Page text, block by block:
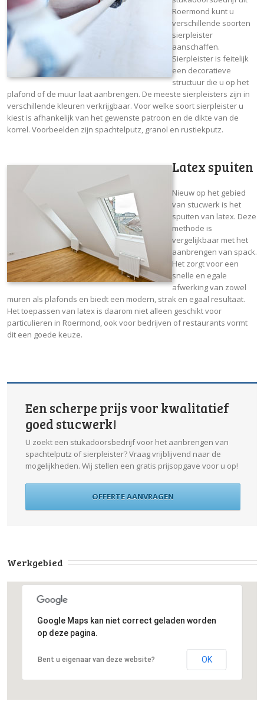
Roermond kunt u
verschillende soorten
sierpleister
aanschaffen.
Sierpleister is feitelijk
een decoratieve
structuur die u op het
plafond of de muur laat aanbrengen. De meeste sierpleisters zijn in
verschillende kleuren verkrijgbaar. Voor welke soort sierpleister u
kiest is afhankelijk van het gewenste patroon en de dikte van de
korrel. Voorbeelden zijn spachtelputz, granol en rustiekputz.
Latex spuiten
Nieuw op het gebied
van stucwerk is het
spuiten van latex. Deze
methode is
vergelijkbaar met het
aanbrengen van spack.
Het zorgt voor een
snelle en egale
afwerking van zowel
muren als plafonds en biedt een modern, strak en egaal resultaat.
Het toepassen van latex is daarom niet alleen geschikt voor
particulieren in Roermond, ook voor bedrijven of restaurants vormt
dit een goede keuze.
Een scherpe prijs voor kwalitatief
goed stucwerk!
U zoekt een stukadoorsbedrijf voor het aanbrengen van
spachtelputz of sierpleister? Vraag vrijblijvend naar de
mogelijkheden. Wij stellen een gratis prijsopgave voor u op!
OFFERTE AANVRAGEN
Werkgebied
Google Maps kan niet correct geladen worden
op deze pagina.
Bent u eigenaar van deze website? OK